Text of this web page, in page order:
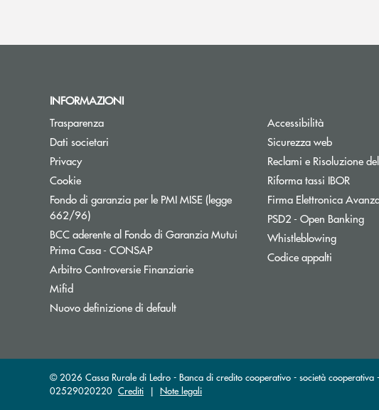
INFORMAZIONI
Trasparenza
Dati societari
Privacy
Cookie
Fondo di garanzia per le PMI MISE (legge
662/96)Apre una nuova finestra
BCC aderente al Fondo di Garanzia Mutui
Prima Casa - CONSAPApre una nuova finestra
Arbitro Controversie FinanziarieApre una nuova finestra
Mifid
Nuovo definizione di default
Accessibilità
Sicurezza web
Reclami e Risoluzione
Riforma tassi IBORApre
Firma Elettronica
PSD2 - Open Banking
Whistleblowing
Codice appalti
© 2026 Cassa Rurale di Ledro - Banca di credito cooperativo - società cooperativa
02529020220 Crediti | Note legali